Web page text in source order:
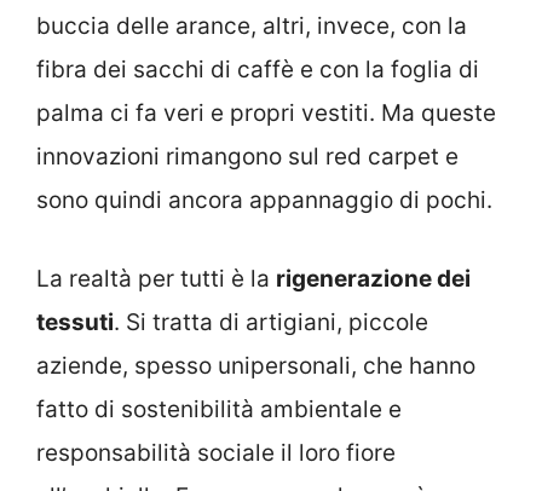
buccia delle arance, altri, invece, con la
fibra dei sacchi di caffè e con la foglia di
palma ci fa veri e propri vestiti. Ma queste
innovazioni rimangono sul red carpet e
sono quindi ancora appannaggio di pochi.
La realtà per tutti è la rigenerazione dei
tessuti. Si tratta di artigiani, piccole
aziende, spesso unipersonali, che hanno
fatto di sostenibilità ambientale e
responsabilità sociale il loro fiore